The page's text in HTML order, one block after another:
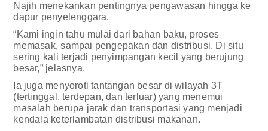
Najih menekankan pentingnya pengawasan hingga ke
dapur penyelenggara.
“Kami ingin tahu mulai dari bahan baku, proses
memasak, sampai pengepakan dan distribusi. Di situ
sering kali terjadi penyimpangan kecil yang berujung
besar,” jelasnya.
Ia juga menyoroti tantangan besar di wilayah 3T
(tertinggal, terdepan, dan terluar) yang menemui
masalah berupa jarak dan transportasi yang menjadi
kendala keterlambatan distribusi makanan.